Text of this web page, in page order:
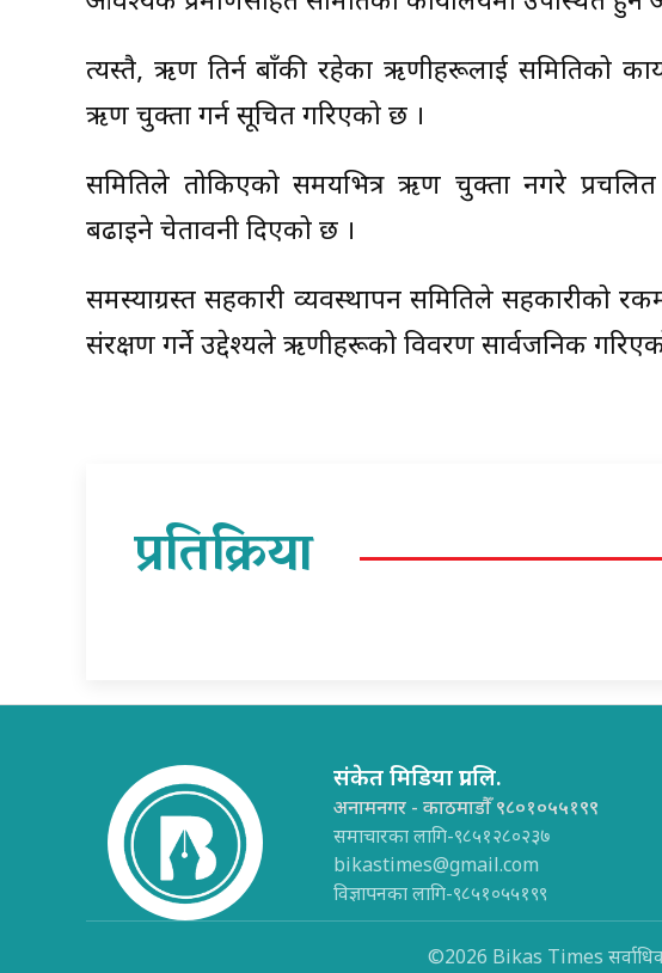
त्यस्तै, ऋण तिर्न बाँकी रहेका ऋणीहरूलाई समितिको
ऋण चुक्ता गर्न सूचित गरिएको छ ।
समितिले तोकिएको समयभित्र ऋण चुक्ता नगरे प्रचलित
बढाइने चेतावनी दिएको छ ।
समस्याग्रस्त सहकारी व्यवस्थापन समितिले सहकारीको
संरक्षण गर्ने उद्देश्यले ऋणीहरूको विवरण सार्वजनिक
प्रतिक्रिया
संकेत मिडिया प्रा.लि.
अनामनगर - काठमाडौँ ९८०१०५५१९९
समाचारका लागि-९८५१२८०२३७
bikastimes@gmail.com
विज्ञापनका लागि-९८५१०५५१९९
©2026 Bikas Times